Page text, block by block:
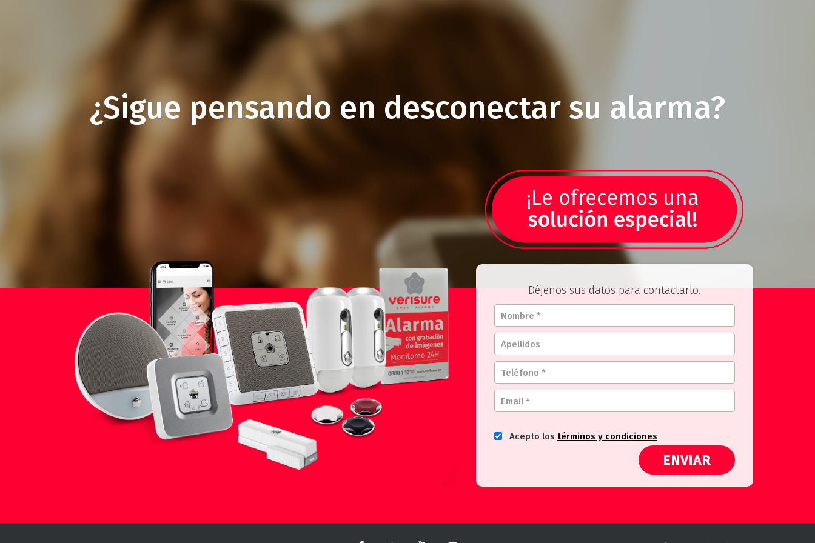
¿Sigue pensando en desconectar su alarma?
Déjenos sus datos para contactarlo.
Acepto los términos y condiciones